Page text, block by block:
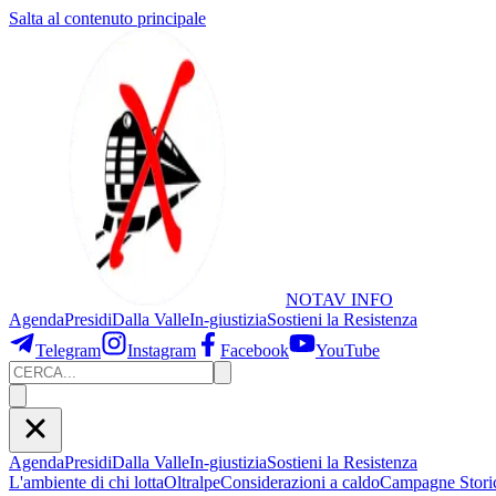
Salta al contenuto principale
NOTAV INFO
AgendaPresidiDalla ValleIn-giustiziaSostieni la Resistenza
Telegram
Instagram Facebook YouTube
AgendaPresidiDalla ValleIn-giustiziaSostieni la Resistenza
L'ambiente di chi lottaOltralpeConsiderazioni a caldoCampagne